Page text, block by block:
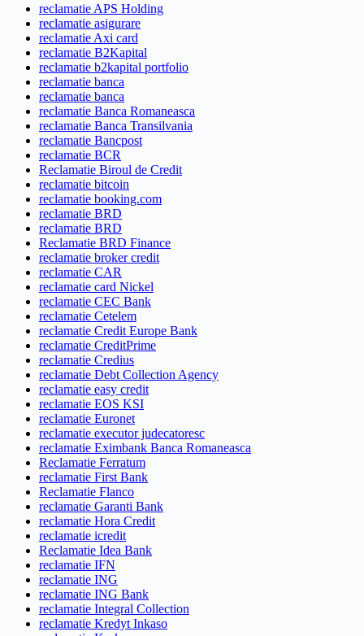
reclamatie APS Holding
reclamatie asigurare
reclamatie Axi card
reclamatie B2Kapital
reclamatie b2kapital portfolio
reclamatie banca
reclamatie banca
reclamatie Banca Romaneasca
reclamatie Banca Transilvania
reclamatie Bancpost
reclamatie BCR
Reclamatie Biroul de Credit
reclamatie bitcoin
reclamatie booking.com
reclamatie BRD
reclamatie BRD
Reclamatie BRD Finance
reclamatie broker credit
reclamatie CAR
reclamatie card Nickel
reclamatie CEC Bank
reclamatie Cetelem
reclamatie Credit Europe Bank
reclamatie CreditPrime
reclamatie Credius
reclamatie Debt Collection Agency
reclamatie easy credit
reclamatie EOS KSI
reclamatie Euronet
reclamatie executor judecatoresc
reclamatie Eximbank Banca Romaneasca
Reclamatie Ferratum
reclamatie First Bank
Reclamatie Flanco
reclamatie Garanti Bank
reclamatie Hora Credit
reclamatie icredit
Reclamatie Idea Bank
reclamatie IFN
reclamatie ING
reclamatie ING Bank
reclamatie Integral Collection
reclamatie Kredyt Inkaso